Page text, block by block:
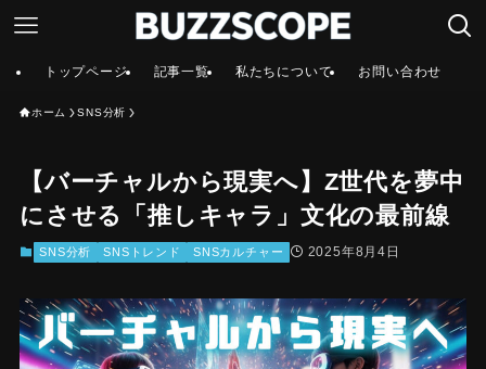
トップページ 記事一覧 私たちについて お問い合わせ
ホーム SNS分析
【バーチャルから現実へ】Z世代を夢中
にさせる「推しキャラ」文化の最前線
SNS分析 SNSトレンド SNSカルチャー 2025年8月4日